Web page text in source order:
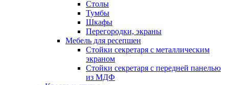
Столы
Тумбы
Шкафы
Перегородки, экраны
Мебель для ресепшен
Стойки секретаря с металлическим
экраном
Стойки секретаря с передней панелью
из МДФ